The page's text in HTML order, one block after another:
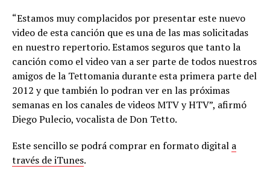
“Estamos muy complacidos por presentar este nuevo
video de esta canción que es una de las mas solicitadas
en nuestro repertorio. Estamos seguros que tanto la
canción como el video van a ser parte de todos nuestros
amigos de la Tettomania durante esta primera parte del
2012 y que también lo podran ver en las próximas
semanas en los canales de videos MTV y HTV”, afirmó
Diego Pulecio, vocalista de Don Tetto.
Este sencillo se podrá comprar en formato digital a
través de iTunes.